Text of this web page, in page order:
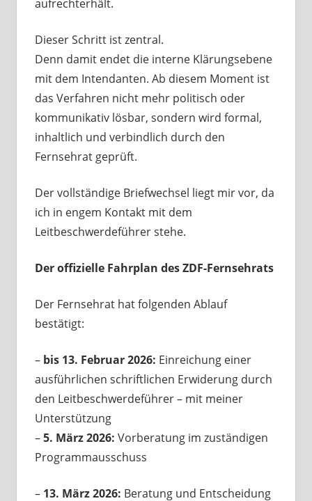
aufrechterhält.
Dieser Schritt ist zentral.
Denn damit endet die interne Klärungsebene
mit dem Intendanten. Ab diesem Moment ist
das Verfahren nicht mehr politisch oder
kommunikativ lösbar, sondern wird formal,
inhaltlich und verbindlich durch den
Fernsehrat geprüft.
Der vollständige Briefwechsel liegt mir vor, da
ich in engem Kontakt mit dem
Leitbeschwerdeführer stehe.
Der offizielle Fahrplan des ZDF-Fernsehrats
Der Fernsehrat hat folgenden Ablauf
bestätigt:
– bis 13. Februar 2026: Einreichung einer
ausführlichen schriftlichen Erwiderung durch
den Leitbeschwerdeführer – mit meiner
Unterstützung
–5. März 2026: Vorberatung im zuständigen
Programmausschuss
– 13. März 2026: Beratung und Entscheidung